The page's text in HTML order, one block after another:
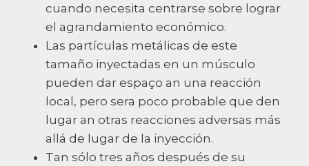
cuando necesita centrarse sobre lograr
el agrandamiento económico.
Las partículas metálicas de este
tamaño inyectadas en un músculo
pueden dar espaço an una reacción
local, pero sera poco probable que den
lugar an otras reacciones adversas más
allá de lugar de la inyección.
Tan sólo tres años después de su